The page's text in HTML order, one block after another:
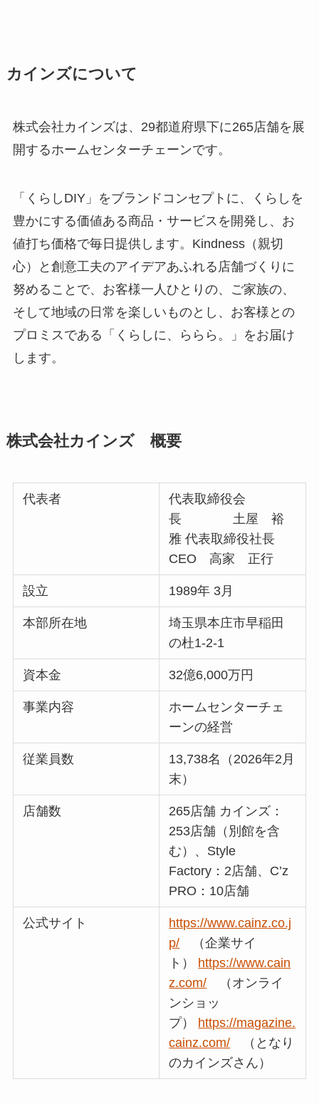
カインズについて
株式会社カインズは、29都道府県下に265店舗を展
開するホームセンターチェーンです。
「くらしDIY」をブランドコンセプトに、くらしを
豊かにする価値ある商品・サービスを開発し、お
値打ち価格で毎日提供します。Kindness（親切
心）と創意工夫のアイデアあふれる店舗づくりに
努めることで、お客様一人ひとりの、ご家族の、
そして地域の日常を楽しいものとし、お客様との
プロミスである「くらしに、ららら。」をお届け
します。
株式会社カインズ 概要
代表者
代表取締役会
長 土屋 裕
雅 代表取締役社長
CEO 高家 正行
設立 1989年 3月
本部所在地
埼玉県本庄市早稲田
の杜1‐2‐1
資本金 32億6,000万円
事業内容
ホームセンターチェ
ーンの経営
従業員数
13,738名（2026年2月
末）
店舗数
265店舗 カインズ：
253店舗（別館を含
む）、Style
Factory：2店舗、C’z
PRO：10店舗
公式サイト
https://www.cainz.co.j
p/ （企業サイ
ト） https://www.cain
z.com/ （オンライ
ンショッ
プ） https://magazine.
cainz.com/ （となり
のカインズさん）